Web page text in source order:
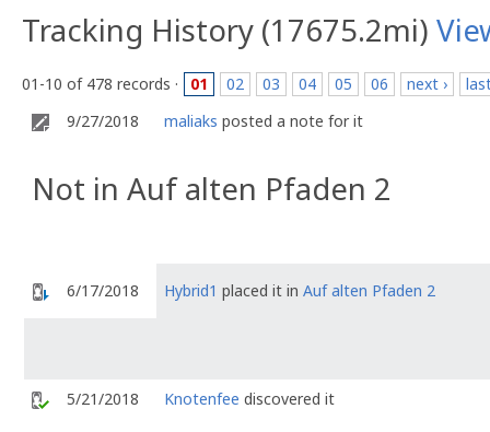
Tracking History (17675.2mi)
01-10 of 478 records · 01 02 03 04 05 06 next ›
9/27/2018
maliaks posted a note for it
Not in Auf alten Pfaden 2
6/17/2018 Hybrid1 placed it in Auf alten Pfaden 2
5/21/2018 Knotenfee discovered it